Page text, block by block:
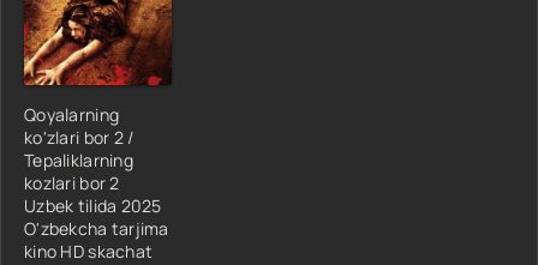
Qoyalarning
ko'zlari bor 2 /
Tepaliklarning
kozlari bor 2
Uzbek tilida 2025
O'zbekcha tarjima
kino HD skachat